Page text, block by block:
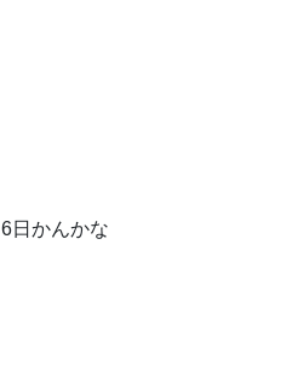
日かんかな